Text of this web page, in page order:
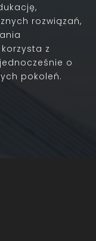
rozwiązań,
z
o
pokoleń.